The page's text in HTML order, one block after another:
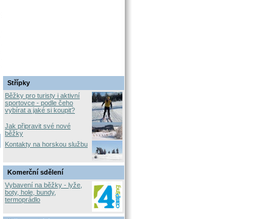
Střípky
Běžky pro turisty i aktivní
sportovce - podle čeho
vybírat a jaké si koupit?
Jak připravit své nové
běžky
Kontakty na horskou službu
Komerční sdělení
Vybavení na běžky - lyže,
boty, hole, bundy,
termoprádlo